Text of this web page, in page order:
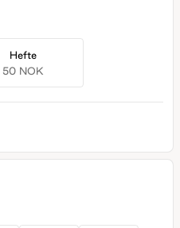
Hefte
50 NOK